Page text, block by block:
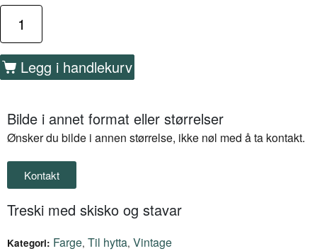
Legg i handlekurv
Bilde i annet format eller størrelser
Ønsker du bilde i annen størrelse, ikke nøl med å ta kontakt.
Kontakt
Treski med skisko og stavar
Kategori: Farge, Til hytta, Vintage